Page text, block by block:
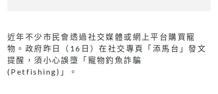
近年不少市民會透過社交媒體或網上平台購買寵
物。政府昨日（16日）在社交專頁「添馬台」發文
提醒，須小心誤墮「寵物釣魚詐騙
(Petfishing)」。